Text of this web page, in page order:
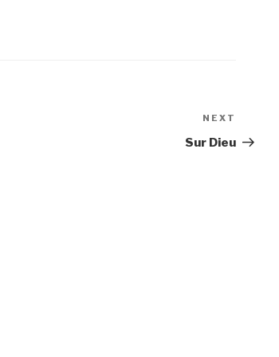
Post
NEXT
Sur Dieu